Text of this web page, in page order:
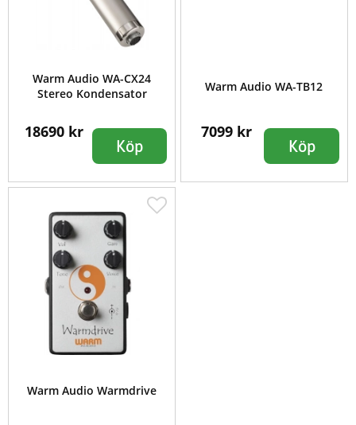
Warm Audio WA-CX24
Stereo Kondensator
18690 kr
Köp
Warm Audio WA-TB12
7099 kr
Köp
Warm Audio Warmdrive